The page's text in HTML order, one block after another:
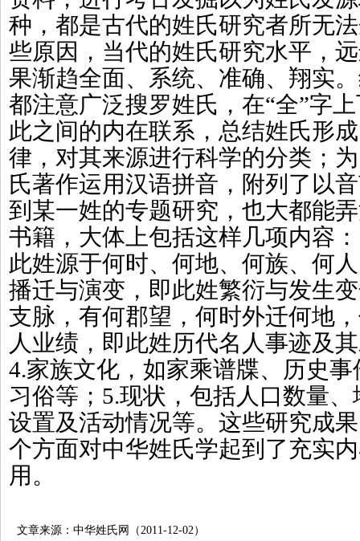
种，都是古代的姓氏研究者所无
些原因，当代的姓氏研究水平，
果渐趋全面、系统、准确、翔实
都注意广泛搜罗姓氏，在“全”字
此之间的内在联系，总结姓氏形
律，对其来源进行科学的分类；
氏著作运用汉语拼音，附列了以
到某一姓的专题研究，也大都能
书籍，大体上包括这样几项内容
此姓源于何时、何地、何族、何
播迁与演变，即此姓繁衍与发生
支脉，有何郡望，何时外迁何地
人业绩，即此姓历代名人事迹及
4.家族文化，如家乘谱牒、历史
习俗等；5.现状，包括人口数量
设置及活动情况等。这些研究成
个方面对中华姓氏学起到了充实
用。
文章来源：中华姓氏网（2011-12-02）